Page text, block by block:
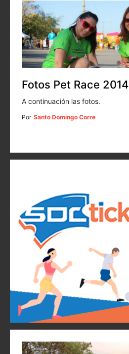
Fotos Pet Race 2014
A continuación las fotos.
Por Santo Domingo Corre